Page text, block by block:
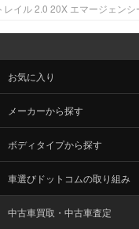
レイル 2.0 20X エマージェン
お気に入り
メーカーから探す
ボディタイプから探す
車選びドットコムの取り組み
中古車買取・中古車査定